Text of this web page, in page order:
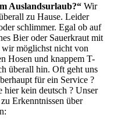
Auslandsurlaub?“ Wir
zu Hause. Leider
schlimmer. Egal ob auf
Bier oder Sauerkraut mit
möglichst nicht von
Hosen und knappem T-
überall hin. Oft geht uns
für ein Service ?
hier kein deutsch ? Unser
Erkenntnissen über